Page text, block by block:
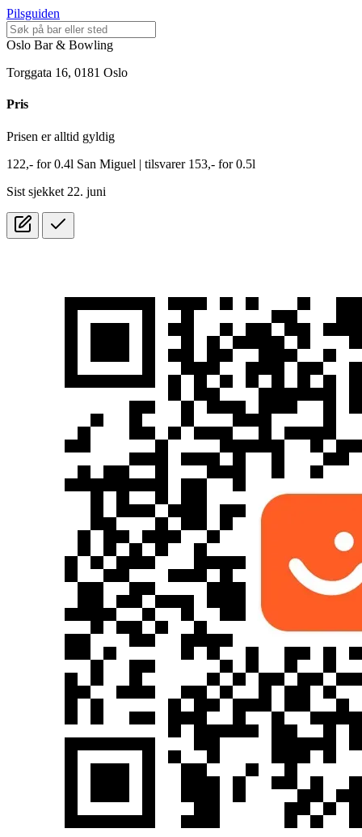
Pilsguiden
Oslo Bar & Bowling
Torggata 16, 0181 Oslo
Pris
Prisen er alltid gyldig
122,- for0.4l San Miguel | tilsvarer 153,- for 0.5l
Sist sjekket 22. juni